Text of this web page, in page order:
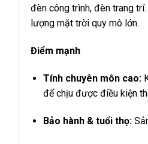
đèn công trình, đèn trang
lượng mặt trời quy mô lớn.
Điểm mạnh
Tính chuyên môn cao:
để chịu được điều kiện
Bảo hành & tuổi thọ: